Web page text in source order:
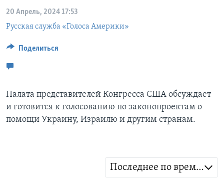
Learning English
СОЦИАЛЬНЫЕ СЕТИ
Языки
20 Апрель, 2024 17:53
Русская служба «Голоса Америки»
Поделиться
Палата представителей Конгресса США обсуждает
и готовится к голосованию по законопроектам о
помощи Украину, Израилю и другим странам.
Последнее по времени